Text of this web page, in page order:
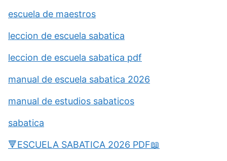
escuela de maestros
leccion de escuela sabatica
leccion de escuela sabatica pdf
manual de escuela sabatica 2026
manual de estudios sabaticos
sabatica
🔻ESCUELA SABATICA 2026 PDF📖